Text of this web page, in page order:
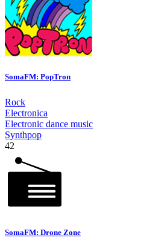
SomaFM: PopTron
Rock
Electronica
Electronic dance music
Synthpop
42
SomaFM: Drone Zone